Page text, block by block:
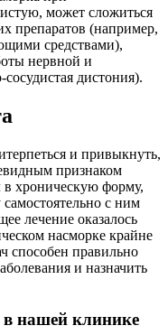
может сложиться
препаратов (например,
средствами),
нервной и
дистония).
и привыкнуть,
признаком
в хроническую форму,
самостоятельно с ним
лечение оказалось
насморке крайне
способен правильно
и назначить
в нашей клинике